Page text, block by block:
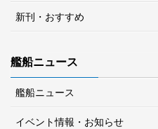
新刊・おすすめ
艦船ニュース
艦船ニュース
イベント情報・お知らせ